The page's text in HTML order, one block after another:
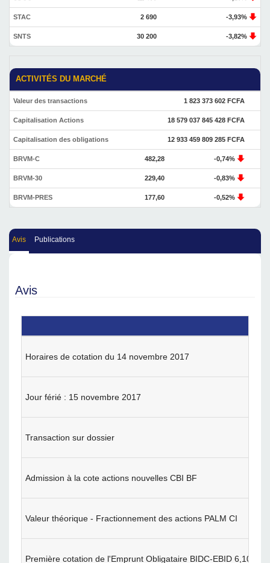
STAC 2 690 -3,93%
SNTS 30 200 -3,82%
ACTIVITÉS DU MARCHÉ
Valeur des transactions 1 823 373 602 FCFA
Capitalisation Actions 18 579 037 845 428 FCFA
Capitalisation des obligations 12 933 459 809 285 FCFA
BRVM-C 482,28 -0,74%
BRVM-30 229,40 -0,83%
BRVM-PRES 177,60 -0,52%
Avis Publications
Avis
Horaires de cotation du 14 novembre 2017
Jour férié : 15 novembre 2017
Transaction sur dossier
Admission à la cote actions nouvelles CBI BF
Valeur théorique - Fractionnement des actions PALM CI
Première cotation de l'Emprunt Obligataire BIDC-EBID 6,10 %